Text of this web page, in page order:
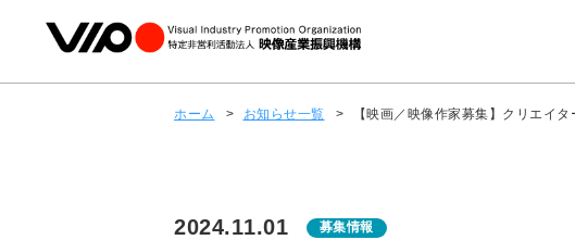
ホーム > お知らせ一覧 > 【映画／映像作家募集】クリエイ
2024.11.01 募集情報